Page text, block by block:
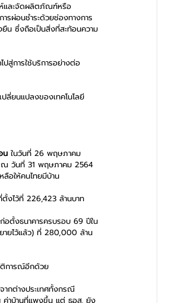
ห์และจัดผลิตภัณฑ์หรือ
รผ่อนชำระด้วยช่องทางการ
น ซึ่งถือเป็นสิ่งที่สะท้อนความ
ปสู่การใช้บริการอย่างต่อ
ลี่ยนแปลงของเทคโนโลยี
น ในวันที่ 26 พฤษภาคม
ณ วันที่ 31 พฤษภาคม 2564
ลือให้คนไทยมีบ้าน
ตั้งไว้ที่ 226,423 ล้านบาท
อตั้งธนาคารครบรอบ 69 ปีใน
ายไว้แล้ว) ที่ 280,000 ล้าน
ติการณ์อีกด้วย
ากต่างประเทศทั้งกรณี
ค่าบ้านที่แพงขึ้น แต่ ธอส. ยัง